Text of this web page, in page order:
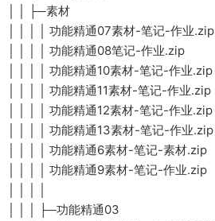
│ │ ├─素材
│ │ │ │ 功能精通07素材-笔记-作业.zip
│ │ │ │ 功能精通08笔记-作业.zip
│ │ │ │ 功能精通10素材-笔记-作业.zip
│ │ │ │ 功能精通11素材-笔记-作业.zip
│ │ │ │ 功能精通12素材-笔记-作业.zip
│ │ │ │ 功能精通13素材-笔记-作业.zip
│ │ │ │ 功能精通6素材-笔记-素材.zip
│ │ │ │ 功能精通9素材-笔记-作业.zip
│ │ │ ├─功能精通03